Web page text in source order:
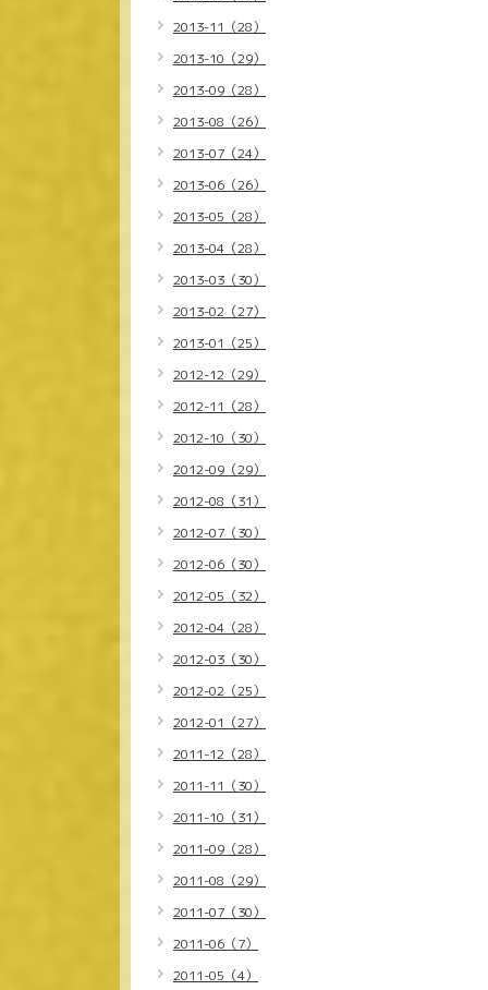
2013-11（28）
2013-10（29）
2013-09（28）
2013-08（26）
2013-07（24）
2013-06（26）
2013-05（28）
2013-04（28）
2013-03（30）
2013-02（27）
2013-01（25）
2012-12（29）
2012-11（28）
2012-10（30）
2012-09（29）
2012-08（31）
2012-07（30）
2012-06（30）
2012-05（32）
2012-04（28）
2012-03（30）
2012-02（25）
2012-01（27）
2011-12（28）
2011-11（30）
2011-10（31）
2011-09（28）
2011-08（29）
2011-07（30）
2011-06（7）
2011-05（4）